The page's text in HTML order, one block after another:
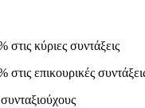
κύριες συντάξεις
επικουρικές